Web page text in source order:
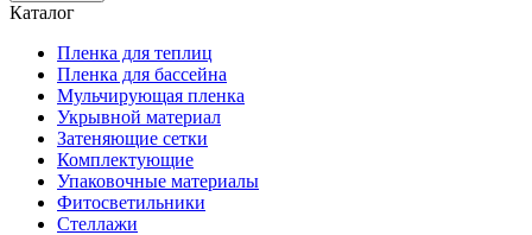
Каталог
Пленка для теплиц
Пленка для бассейна
Мульчирующая пленка
Укрывной материал
Затеняющие сетки
Комплектующие
Упаковочные материалы
Фитосветильники
Стеллажи